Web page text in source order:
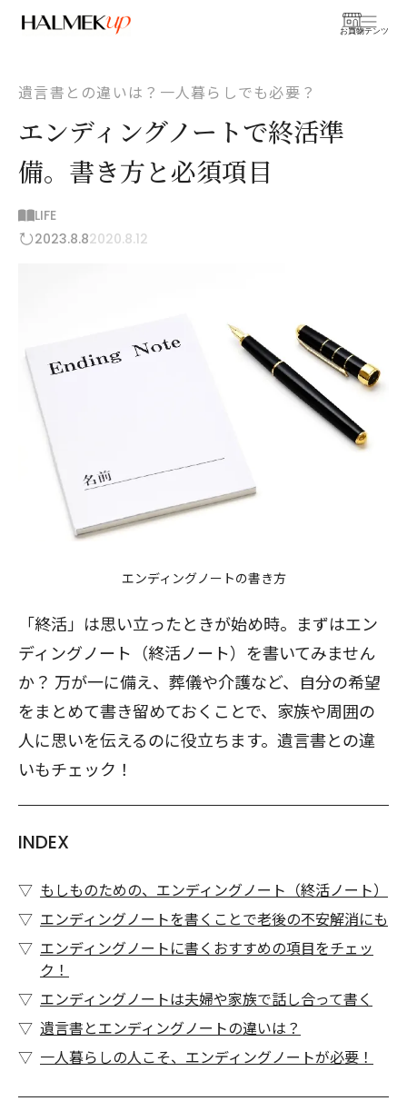
お買物
コンテンツ
遺言書との違いは？一人暮らしでも必要？
エンディングノートで終活準
備。書き方と必須項目
LIFE
2023.8.82020.8.12
エンディングノートの書き方
「終活」は思い立ったときが始め時。まずはエン
ディングノート（終活ノート）を書いてみません
か？ 万が一に備え、葬儀や介護など、自分の希望
をまとめて書き留めておくことで、家族や周囲の
人に思いを伝えるのに役立ちます。遺言書との違
いもチェック！
INDEX
もしものための、エンディングノート（終活ノート）
エンディングノートを書くことで老後の不安解消にも
エンディングノートに書くおすすめの項目をチェッ
ク！
エンディングノートは夫婦や家族で話し合って書く
遺言書とエンディングノートの違いは？
一人暮らしの人こそ、エンディングノートが必要！